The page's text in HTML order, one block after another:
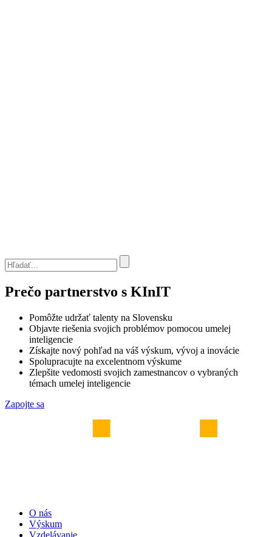
Prečo partnerstvo s KInIT
Pomôžte udržať talenty na Slovensku
Objavte riešenia svojich problémov pomocou umelej
inteligencie
Získajte nový pohľad na váš výskum, vývoj a inovácie
Spolupracujte na excelentnom výskume
Zlepšite vedomosti svojich zamestnancov o vybraných
témach umelej inteligencie
Zapojte sa
O nás
Výskum
Vzdelávanie